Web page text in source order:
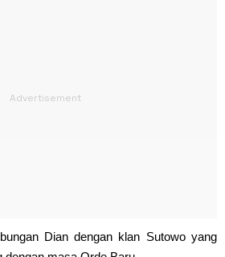
Dian dengan klan Sutowo yang